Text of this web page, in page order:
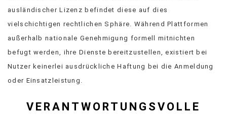
ausländischer Lizenz befindet diese auf dies
vielschichtigen rechtlichen Sphäre. Während Plattformen
außerhalb nationale Genehmigung formell mitnichten
befugt werden, ihre Dienste bereitzustellen, existiert bei
Nutzer keinerlei ausdrückliche Haftung bei die Anmeldung
oder Einsatzleistung.
VERANTWORTUNGSVOLLE